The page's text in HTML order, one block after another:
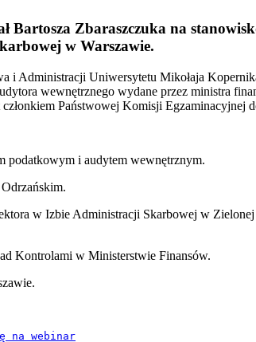
Bartosza Zbaraszczuka na
w Warszawie.
i Administracji Uniwersytetu Mikołaja
wewnętrznego wydane przez ministra
Państwowej Komisji Egzaminacyjnej
podatkowym i audytem wewnętrznym.
w Izbie Administracji Skarbowej w
Kontrolami w Ministerstwie Finansów.
na webinar